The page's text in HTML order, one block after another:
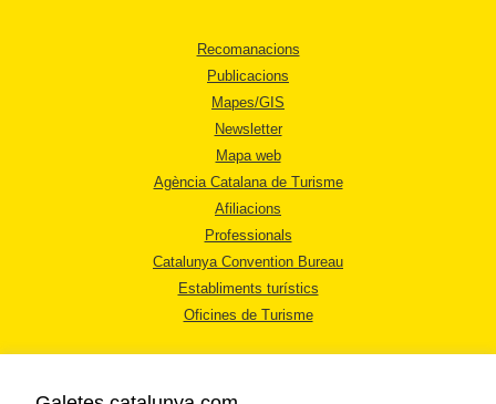
Recomanacions
Publicacions
Mapes/GIS
Newsletter
Mapa web
Agència Catalana de Turisme
Afiliacions
Professionals
Catalunya Convention Bureau
Establiments turístics
Oficines de Turisme